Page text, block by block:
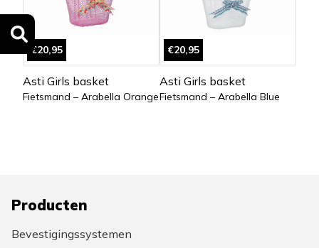
€20,95
Asti Girls basket
Fietsmand – Arabella Orange
€20,95
Asti Girls basket
Fietsmand – Arabella Blue
Producten
Bevestigingssystemen